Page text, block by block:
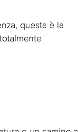
questa è la